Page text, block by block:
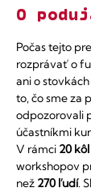
O
Počas tejto
rozprávať o
ani o
to, čo sme za
odpozorovali
účastníkmi
V rámci 20
workshopov
než 270 ľudí.